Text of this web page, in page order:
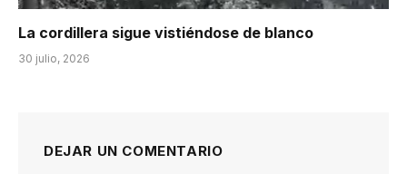
La cordillera sigue vistiéndose de blanco
30 julio, 2026
DEJAR UN COMENTARIO